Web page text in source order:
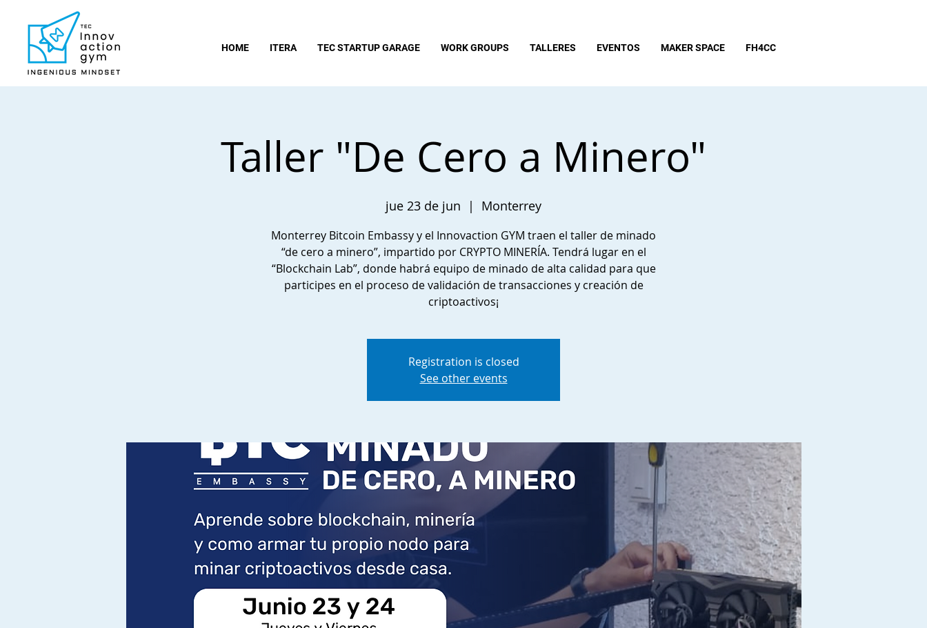
HOME ITERA TEC STARTUP GARAGE WORK GROUPS TALLERES EVENTOS MAKER SPACE FH4CC
Taller "De Cero a Minero"
jue 23 de jun
  |
Monterrey
Monterrey Bitcoin Embassy y el Innovaction GYM traen el taller de minado
“de cero a minero”, impartido por CRYPTO MINERÍA. Tendrá lugar en el
“Blockchain Lab”, donde habrá equipo de minado de alta calidad para que
participes en el proceso de validación de transacciones y creación de
criptoactivos¡
Registration is closed
See other events